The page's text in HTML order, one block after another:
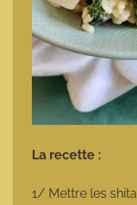
La recette :
1/ Mettre les